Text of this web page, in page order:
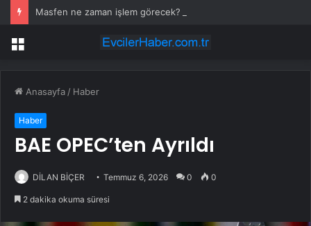
Menü
Anasayfa / Haber
Haber
BAE OPEC’ten Ayrıldı
DİLAN BİÇER Temmuz 6, 2026 0 0
2 dakika okuma süresi